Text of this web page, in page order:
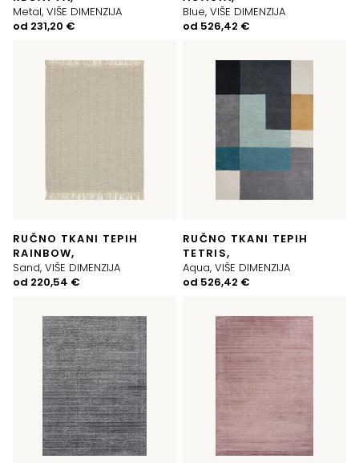
Metal, VIŠE DIMENZIJA
od 231,20 €
Blue, VIŠE DIMENZIJA
od 526,42 €
RUČNO TKANI TEPIH
RAINBOW,
Sand, VIŠE DIMENZIJA
od 220,54 €
RUČNO TKANI TEPIH
TETRIS,
Aqua, VIŠE DIMENZIJA
od 526,42 €